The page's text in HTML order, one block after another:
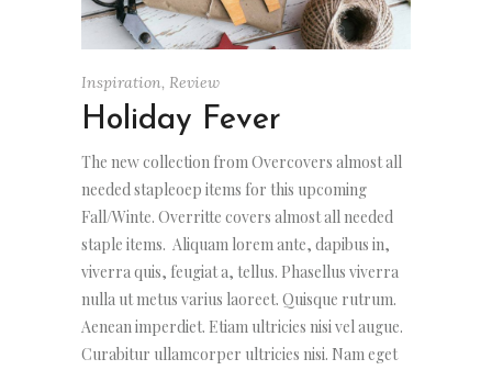
Inspiration, Review
Holiday Fever
The new collection from Overcovers almost all
needed stapleoep items for this upcoming
Fall/Winte. Overritte covers almost all needed
staple items. Aliquam lorem ante, dapibus in,
viverra quis, feugiat a, tellus. Phasellus viverra
nulla ut metus varius laoreet. Quisque rutrum.
Aenean imperdiet. Etiam ultricies nisi vel augue.
Curabitur ullamcorper ultricies nisi. Nam eget